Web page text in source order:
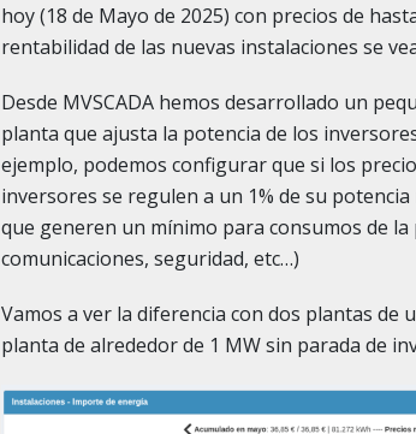
hoy (18 de Mayo de 2025) con precios de
rentabilidad de las nuevas instalaciones se
Desde MVSCADA hemos desarrollado un
planta que ajusta la potencia de los
ejemplo, podemos configurar que si los
inversores se regulen a un 1% de su
que generen un mínimo para consumos de
comunicaciones, seguridad, etc…)
Vamos a ver la diferencia con dos plantas de
planta de alrededor de 1 MW sin parada de